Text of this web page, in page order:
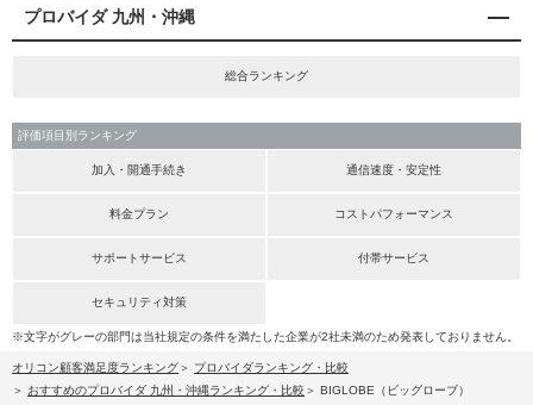
プロバイダ 九州・沖縄
総合ランキング
評価項目別ランキング
加入・開通手続き 通信速度・安定性
料金プラン コストパフォーマンス
サポートサービス 付帯サービス
セキュリティ対策
※文字がグレーの部門は当社規定の条件を満たした企業が2社未満のため発表しておりません。
オリコン顧客満足度ランキング
プロバイダランキング・比較
おすすめのプロバイダ 九州・沖縄ランキング・比較
BIGLOBE（ビッグローブ）